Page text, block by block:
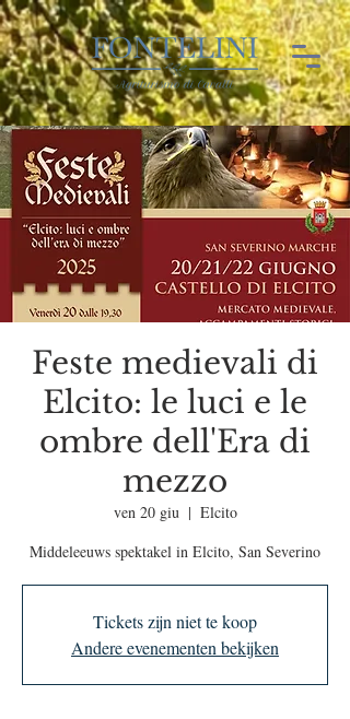
Feste medievali di
Elcito: le luci e le
ombre dell'Era di
mezzo
ven 20 giu
  |
Elcito
Middeleeuws spektakel in Elcito, San Severino
Tickets zijn niet te koop
Andere evenementen bekijken